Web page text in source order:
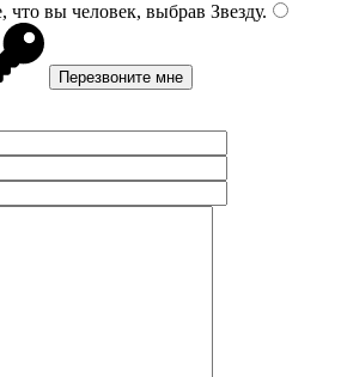
что вы человек, выбрав Звезду.